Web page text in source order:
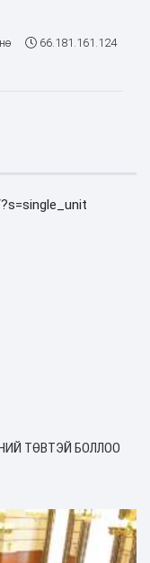
66.181.161.124
ТӨВТЭЙ БОЛЛОО